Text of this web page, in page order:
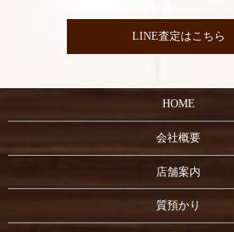
LINE査定はこちら
HOME
会社概要
店舗案内
質預かり